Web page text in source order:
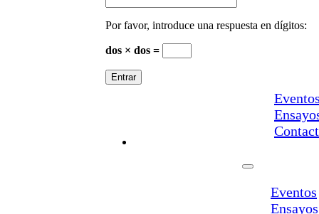
Eventos
Eventos
Ensayos
Por favor, introduce una respuesta en dígitos:
dos × dos =